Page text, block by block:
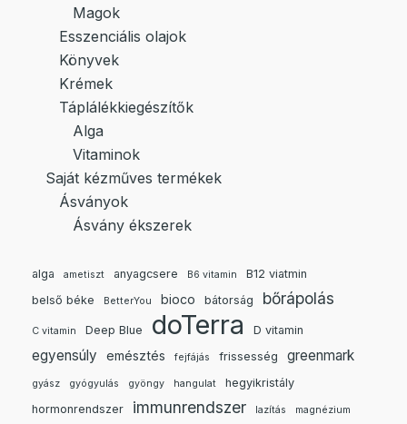
Magok
Esszenciális olajok
Könyvek
Krémek
Táplálékkiegészítők
Alga
Vitaminok
Saját kézműves termékek
Ásványok
Ásvány ékszerek
alga ametiszt anyagcsere B6 vitamin
B12 viatmin
belső béke
BetterYou bioco bátorság bőrápolás
C vitamin Deep Blue doTerra D vitamin
egyensúly emésztés fejfájás frissesség greenmark
gyász gyógyulás gyöngy hangulat
hegyikristály
hormonrendszer
immunrendszer lazítás magnézium